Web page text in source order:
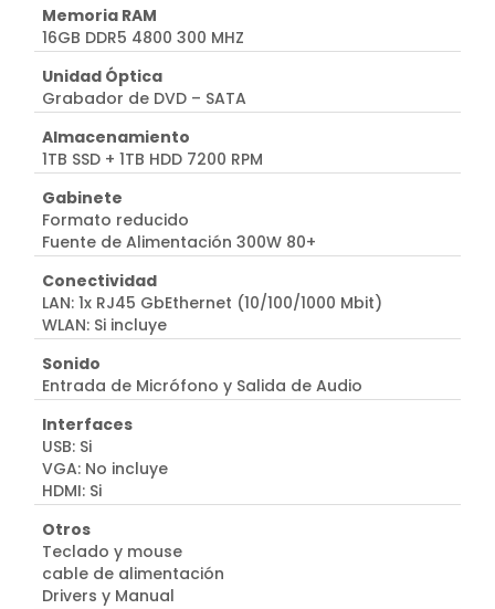
Memoria RAM
16GB DDR5 4800 300 MHZ
Unidad Óptica
Grabador de DVD – SATA
Almacenamiento
1TB SSD + 1TB HDD 7200 RPM
Gabinete
Formato reducido
Fuente de Alimentación 300W 80+
Conectividad
LAN: 1x RJ45 GbEthernet (10/100/1000 Mbit)
WLAN: Si incluye
Sonido
Entrada de Micrófono y Salida de Audio
Interfaces
USB: Si
VGA: No incluye
HDMI: Si
Otros
Teclado y mouse
cable de alimentación
Drivers y Manual